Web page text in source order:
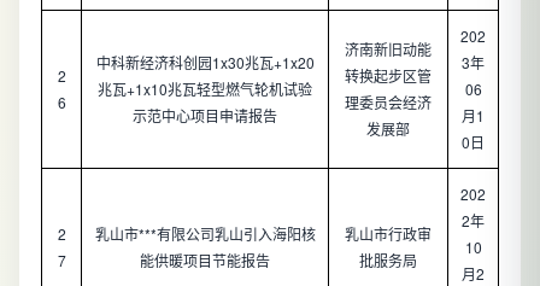
2
6
中科新经济科创园1x30兆瓦+1x20
兆瓦+1x10兆瓦轻型燃气轮机试验
示范中心项目申请报告
济南新旧动能
转换起步区管
理委员会经济
发展部
202
3年
06
月1
0日
2
7
乳山市***有限公司乳山引入海阳核
能供暖项目节能报告
乳山市行政审
批服务局
202
2年
10
月2